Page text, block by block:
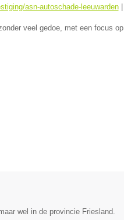
asn-autoschade-leeuwarden|
veel gedoe, met een focus op
wel in de provincie Friesland.